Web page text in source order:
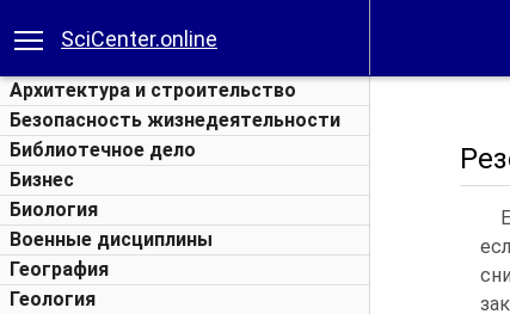
SciCenter.online
Архитектура и строительство
Безопасность жизнедеятельности
Библиотечное дело
Бизнес
Биология
Военные дисциплины
География
Геология